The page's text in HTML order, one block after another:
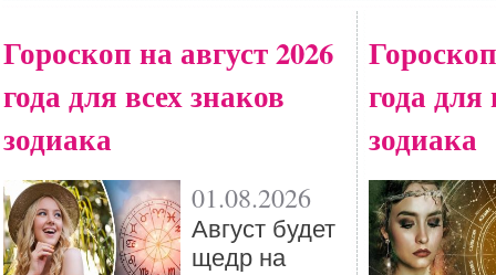
Гороскоп на август 2026
года для всех знаков
зодиака
01.08.2026
Август будет
щедр на
года для
зодиака